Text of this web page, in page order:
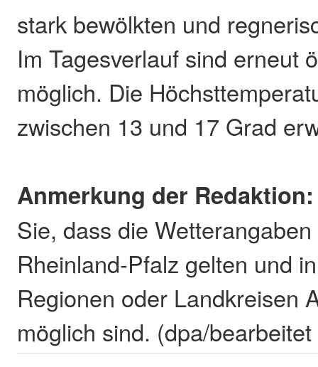
stark bewölkten und
Im Tagesverlauf sind erneut
möglich. Die
zwischen 13 und 17 Grad
Anmerkung der Redaktion:
Sie, dass die
Rheinland-Pfalz gelten und
Regionen oder Landkreisen
möglich sind. (dpa/